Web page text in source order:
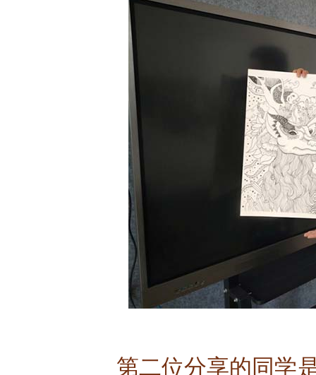
第二位分享的同学